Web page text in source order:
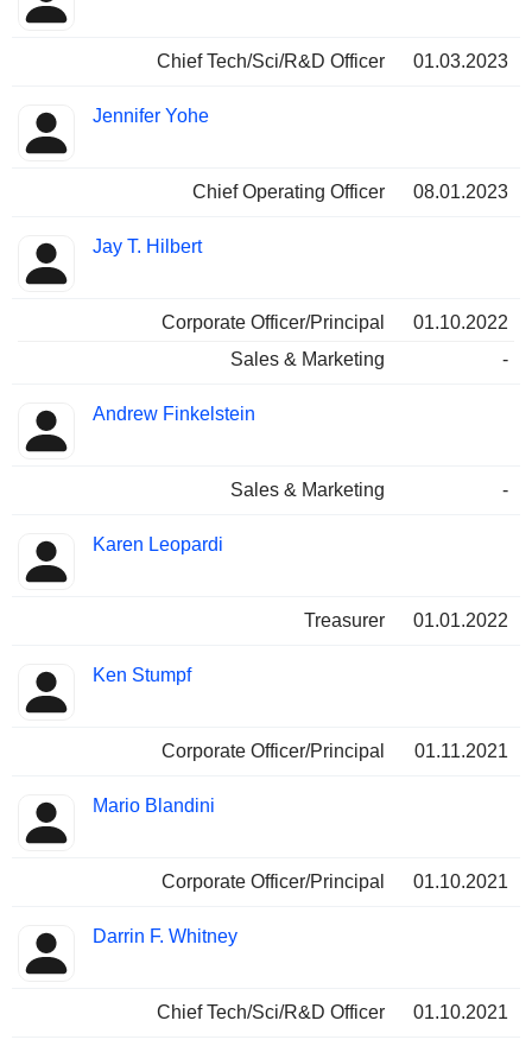
Chief Tech/Sci/R&D Officer 01.03.2023
Jennifer Yohe
Chief Operating Officer 08.01.2023
Jay T. Hilbert
Corporate Officer/Principal
01.10.2022
Sales & Marketing
-
Andrew Finkelstein
Sales & Marketing -
Karen Leopardi
Treasurer 01.01.2022
Ken Stumpf
Corporate Officer/Principal 01.11.2021
Mario Blandini
Corporate Officer/Principal 01.10.2021
Darrin F. Whitney
Chief Tech/Sci/R&D Officer 01.10.2021